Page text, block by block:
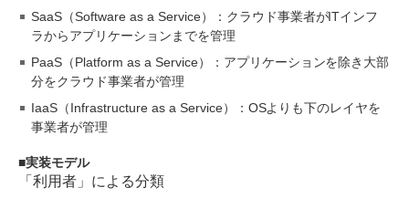
SaaS（Software as a Service）：クラウド事業者がITインフ
ラからアプリケーションまでを管理
PaaS（Platform as a Service）：アプリケーションを除き大部
分をクラウド事業者が管理
IaaS（Infrastructure as a Service）：OSよりも下のレイヤを
事業者が管理
実装モデル
「利用者」による分類